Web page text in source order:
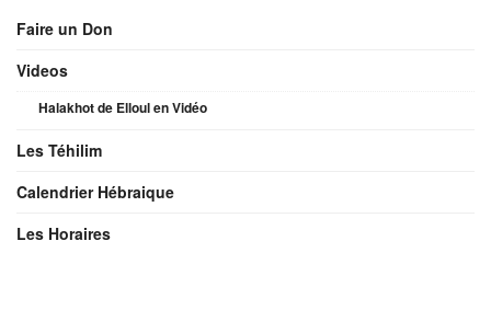
Faire un Don
Videos
Halakhot de Elloul en Vidéo
Les Téhilim
Calendrier Hébraique
Les Horaires